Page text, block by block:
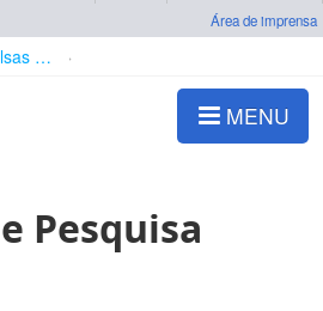
Área de imprensa
Bolsas e Auxílios Vigentes
MENU
Pesquisa